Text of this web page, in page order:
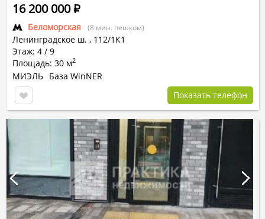
Беломорская (8 мин. пешком)
Ленинградское ш. , 112/1К1
Этаж: 4 / 9
Площадь: 30 м2
16 200 000Р
МИЭЛЬ База WinNER
Показать телефон